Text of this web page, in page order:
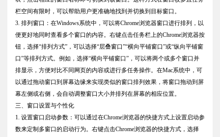
栏空间有限时，可以帮助用户更准确地找到并切换到目标窗口。
3. 排列窗口：在Windows系统中，可以将Chrome浏览器窗口进行排列，以
便更好地同时查看多个窗口的内容。右键点击任务栏上的Chrome浏览器按
钮，选择“排列方式”，可以选择“层叠窗口”“横向平铺窗口”或“纵向平铺窗
口”等排列方式。例如，选择“横向平铺窗口”，可以将两个或多个窗口并
排显示，方便对比不同网页的内容或进行多任务操作。在Mac系统中，可
以通过拖动窗口到屏幕边缘来实现类似的窗口排列效果，将窗口拖动到屏
幕左侧或右侧，会自动调整窗口大小并排列在屏幕的相应位置。
三、窗口设置与个性化
1. 设置窗口启动参数：可以通过在Chrome浏览器的快捷方式上设置启动参
数来定制多窗口的启动行为。右键点击Chrome浏览器的快捷方式，选择